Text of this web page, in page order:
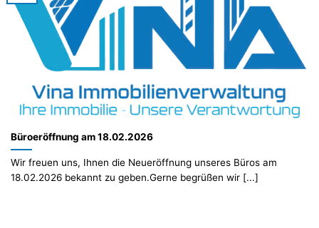
Büroeröffnung am 18.02.2026
Wir freuen uns, Ihnen die Neueröffnung unseres Büros am
18.02.2026 bekannt zu geben.Gerne begrüßen wir [...]